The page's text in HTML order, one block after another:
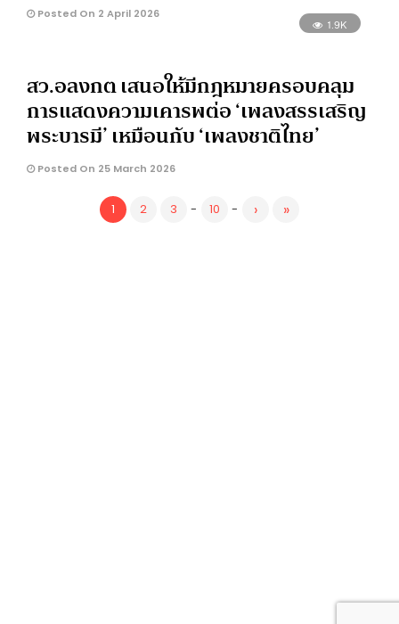
Posted On 2 April 2026
1.9K
สว.อลงกต เสนอให้มีกฎหมายครอบคลุม
การแสดงความเคารพต่อ ‘เพลงสรรเสริญ
พระบารมี’ เหมือนกับ ‘เพลงชาติไทย’
Posted On 25 March 2026
1 2 3 - 10 - › »